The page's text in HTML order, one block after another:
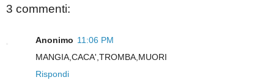
3 commenti:
Anonimo 11:06 PM
MANGIA,CACA',TROMBA,MUORI
Rispondi